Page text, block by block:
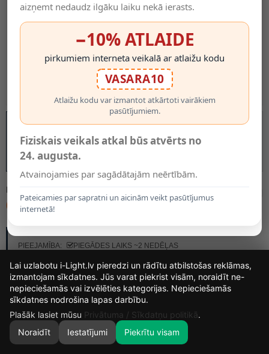
0
MODELIS:
62.25€
PIEEJAMĪBA:
PIEGĀDES LAIKS ~2 NEDĒĻAS
aizņemt nedaudz ilgāku laiku nekā ierasts.
−10% ATLAIDE
pirkumiem interneta veikalā ar atlaižu kodu
VASARA10
Atlaižu kodu var izmantot atkārtoti vairākiem
pasūtījumiem.
Fiziskais veikals atkal būs atvērts no
24. augusta.
Atvainojamies par sagādātajām neērtībām.
Pateicamies par sapratni un aicinām veikt pasūtījumus
internetā!
13
DIENAS
9
STUNDAS
44
MIN.
9
Lai uzlabotu i-Light.lv pieredzi un rādītu atbilstošas reklāmas,
izmantojam sīkdatnes. Jūs varat piekrist visām, noraidīt ne-
nepieciešamās vai izvēlēties kategorijas. Nepieciešamās
sīkdatnes nodrošina lapas darbību.
Plašāk lasiet mūsu Privātuma / Sīkdatņu politikā.
Noraidīt
Iestatījumi Piekrītu visam